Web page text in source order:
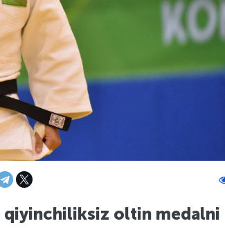
qiyinchiliksiz oltin medalni